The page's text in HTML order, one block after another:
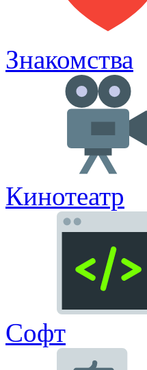
Знакомства
Кинотеатр
Софт